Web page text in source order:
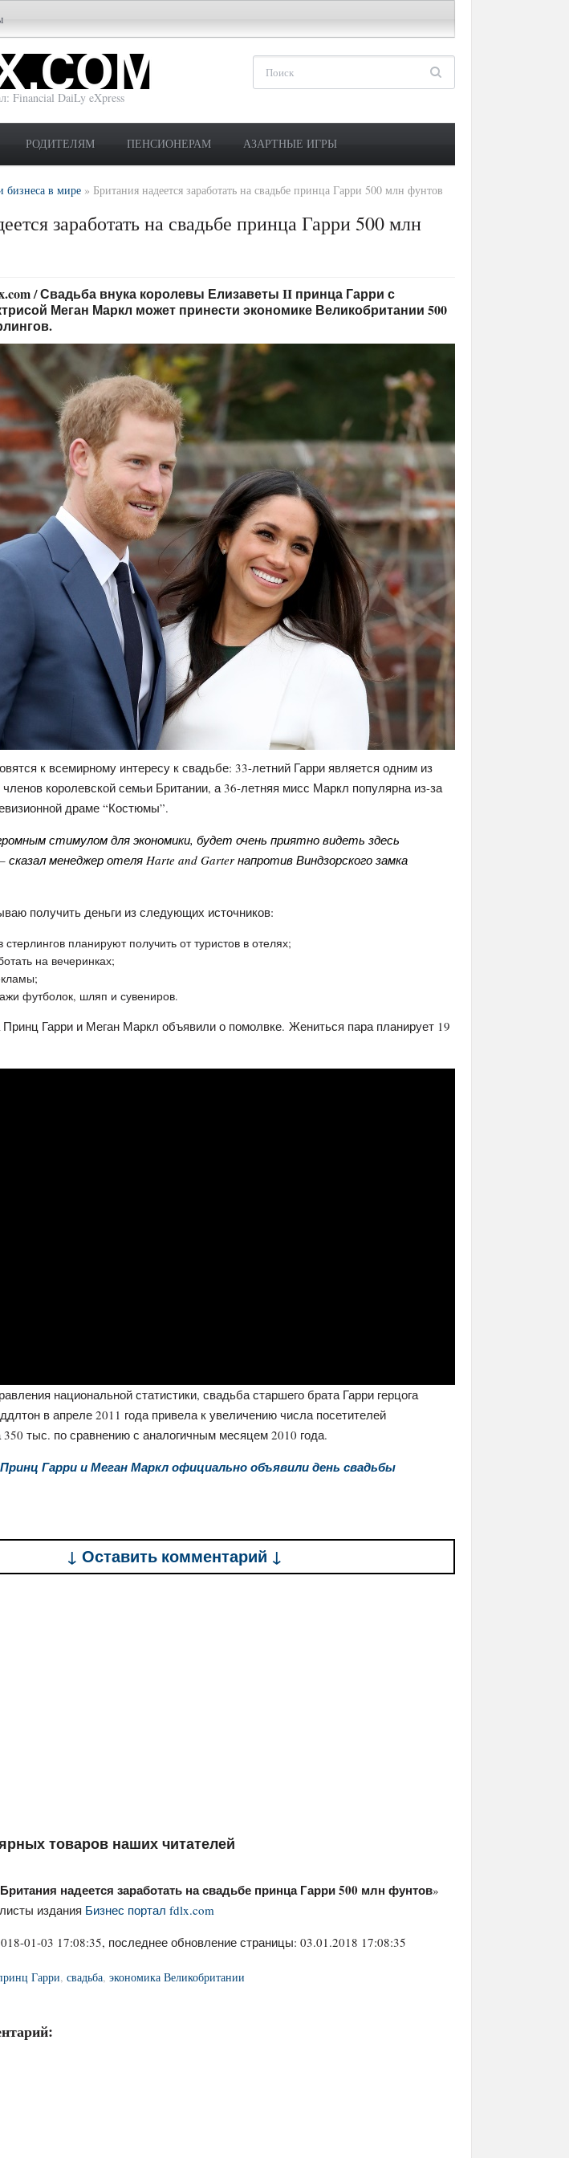
Financial DaiLy eXpress
РОДИТЕЛЯМ ПЕНСИОНЕРАМ АЗАРТНЫЕ ИГРЫ
бизнеса в мире » Британия надеется заработать на свадьбе принца Гарри 500 млн фунтов
заработать на свадьбе принца Гарри 500 млн
/ Свадьба внука королевы Елизаветы II принца Гарри с
Меган Маркл может принести экономике Великобритании 500
к всемирному интересу к свадьбе: 33-летний Гарри является одним из
королевской семьи Британии, а 36-летняя мисс Маркл популярна из-за
драме “Костюмы”.
стимулом для экономики, будет очень приятно видеть здесь
сказал менеджер отеля Harte and Garter напротив Виндзорского замка
получить деньги из следующих источников:
планируют получить от туристов в отелях;
на вечеринках;
футболок, шляп и сувениров.
Принц Гарри и Меган Маркл объявили о помолвке. Жениться пара планирует 19
национальной статистики, свадьба старшего брата Гарри герцога
в апреле 2011 года привела к увеличению числа посетителей
350 тыс. по сравнению с аналогичным месяцем 2010 года.
Принц Гарри и Меган Маркл официально объявили день свадьбы
↓ Оставить комментарий ↓
товаров наших читателей
Британия надеется заработать на свадьбе принца Гарри 500 млн фунтов»
издания Бизнес портал fdlx.com
01-03 17:08:35, последнее обновление страницы: 03.01.2018 17:08:35
Гарри, свадьба, экономика Великобритании